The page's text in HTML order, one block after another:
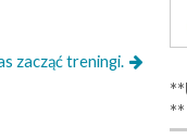
zacząć treningi.